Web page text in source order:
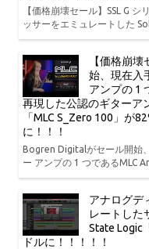
【価格崩壊セール】SSL G
ッサーをエミュレートした
【価格崩
始、現在入
アンプの 1
再現した公認のギターア
「MLC S_Zero 100」が
に！！！
Bogren Digitalがセール開始
ー アンプの 1 つであるMLC
アナログデ
レートした
State Logic
ドルに！！！！！